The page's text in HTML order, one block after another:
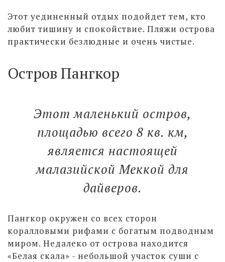
Этот уединенный отдых подойдет тем, кто
любит тишину и спокойствие. Пляжи острова
практически безлюдные и очень чистые.
Остров Пангкор
Этот маленький остров,
площадью всего 8 кв. км,
является настоящей
малазийской Меккой для
дайверов.
Пангкор окружен со всех сторон
коралловыми рифами с богатым подводным
миром. Недалеко от острова находится
«Белая скала» - небольшой участок суши с